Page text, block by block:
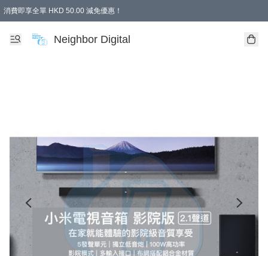
消費即享全單 HKD 50.00 減免優惠！
Neighbor Digital